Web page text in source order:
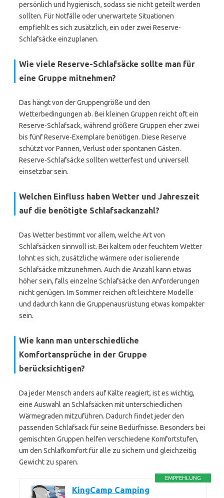
persönlich und hygienisch, sodass sie nicht geteilt werden
sollten. Für Notfälle oder unerwartete Situationen
empfiehlt es sich zusätzlich, ein oder zwei Reserve-
Schlafsäcke einzuplanen.
Wie viele Reserve-Schlafsäcke sollte man für
eine Gruppe mitnehmen?
Das hängt von der Gruppengröße und den
Wetterbedingungen ab. Bei kleinen Gruppen reicht oft ein
Reserve-Schlafsack, während größere Gruppen eher zwei
bis fünf Reserve-Exemplare benötigen. Diese Reserve
schützt vor Pannen, Verlust oder spontanen Gästen.
Reserve-Schlafsäcke sollten wetterfest und universell
einsetzbar sein.
Welchen Einfluss haben Wetter und Jahreszeit
auf die benötigte Schlafsackanzahl?
Das Wetter bestimmt vor allem, welche Art von
Schlafsäcken sinnvoll ist. Bei kaltem oder feuchtem Wetter
lohnt es sich, zusätzliche wärmere oder isolierende
Schlafsäcke mitzunehmen. Auch die Anzahl kann etwas
höher sein, falls einzelne Schlafsäcke den Anforderungen
nicht genügen. Im Sommer reichen oft leichtere Modelle
und dadurch kann die Gruppenausrüstung etwas kompakter
sein.
Wie kann man unterschiedliche
Komfortansprüche in der Gruppe
berücksichtigen?
Da jeder Mensch anders auf Kälte reagiert, ist es wichtig,
eine Auswahl an Schlafsäcken mit unterschiedlichen
Wärmegraden mitzuführen. Dadurch findet jeder den
passenden Schlafsack für seine Bedürfnisse. Besonders bei
gemischten Gruppen helfen verschiedene Komfortstufen,
um den Schlafkomfort für alle zu sichern und gleichzeitig
Gewicht zu sparen.
EMPFEHLUNG
KingCamp Camping